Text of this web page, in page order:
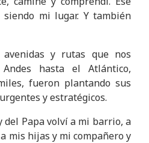
mi lugar. Y también
y rutas que nos
hasta el Atlántico,
fueron plantando sus
y estratégicos.
del Papa volví a mi barrio, a
mis hijas y mi compañero y